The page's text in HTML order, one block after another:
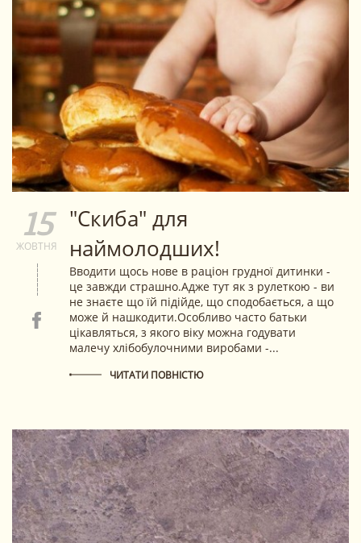
15
ЖОВТНЯ
"Скиба" для
наймолодших!
Вводити щось нове в раціон грудної дитинки -
це завжди страшно.Адже тут як з рулеткою - ви
не знаєте що їй підійде, що сподобається, а що
може й нашкодити.Особливо часто батьки
цікавляться, з якого віку можна годувати
малечу хлібобулочними виробами -...
ЧИТАТИ ПОВНІСТЮ